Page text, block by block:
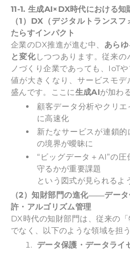
11-1. 生成AI×DX時代における知
（1）DX（デジタルトランス
たらすインパクト
企業のDX推進が進む中、 あら
と変化しつつあります。従来
ノづくり企業であっても、IoT
値が大きくなり、サービスモ
盛んです。ここに生成AIが加わ
顧客データ分析やクリ
に高速化
新たなサービスが連鎖
の境界が曖昧に
“ビッグデータ＋AI”の
守るかが重要課題
という図式が見られるよ
（2）知財部門の進化――デー
許・アルゴリズム管理
DX時代の知財部門は、従来の
でなく、以下のような領域を担
データ保護・データライ